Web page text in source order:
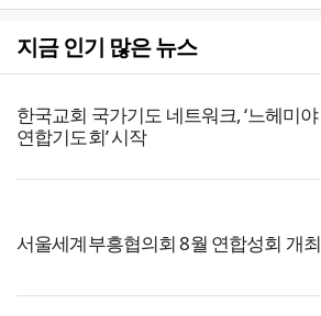
지금 인기 많은 뉴스
한국교회 국가기도 네트워크, ‘느헤미야
연합기도회’ 시작
서울세계부흥협의회 8월 연합성회 개최